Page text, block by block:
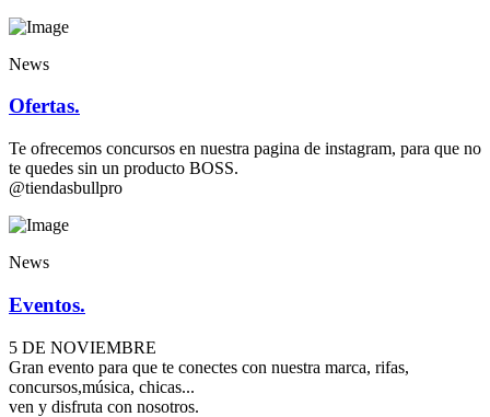
News
Ofertas.
Te ofrecemos concursos en nuestra pagina de instagram, para que no
te quedes sin un producto BOSS.
@tiendasbullpro
News
Eventos.
5 DE NOVIEMBRE
Gran evento para que te conectes con nuestra marca, rifas,
concursos,música, chicas...
ven y disfruta con nosotros.